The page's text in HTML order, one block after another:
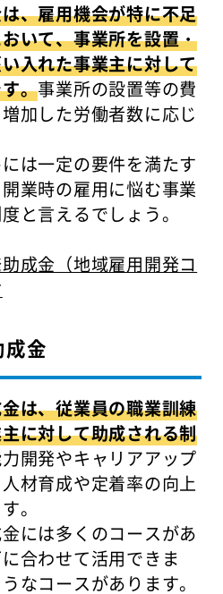
、雇用機会が特に不足
いて、事業所を設置・
入れた事業主に対して
。事業所の設置等の費
加した労働者数に応じ
は一定の要件を満たす
業時の雇用に悩む事業
と言えるでしょう。
成金（地域雇用開発コ
金
は、従業員の職業訓練
に対して助成される制
開発やキャリアアップ
材育成や定着率の向上
。
には多くのコースがあ
合わせて活用できま
なコースがあります。